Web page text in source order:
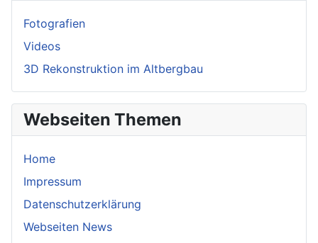
Fotografien
Videos
3D Rekonstruktion im Altbergbau
Webseiten Themen
Home
Impressum
Datenschutzerklärung
Webseiten News